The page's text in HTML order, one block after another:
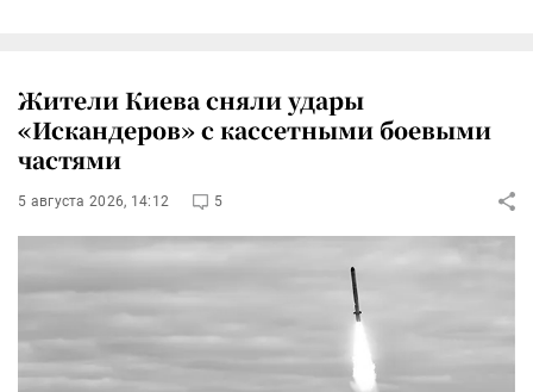
Жители Киева сняли удары
«Искандеров» с кассетными боевыми
частями
5 августа 2026, 14:12 5